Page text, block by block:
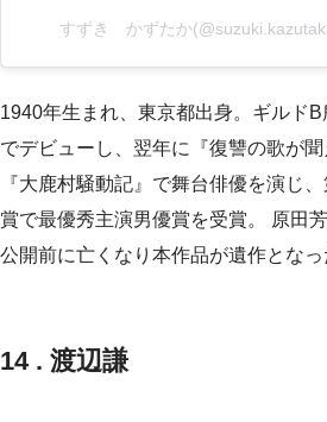
すずき かずたか
1940年生まれ、東京都出身。ギルドB
でデビューし、翌年に『復讐の歌が聞
『大鹿村騒動記』で舞台俳優を演じ
賞で最優秀主演男優賞を受賞。 原田
公開前に亡くなり本作品が遺作となっ
14 . 渡辺謙